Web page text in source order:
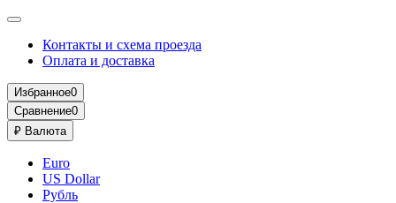
Контакты и схема проезда
Оплата и доставка
Избранное0
Сравнение0
₽ Валюта
Euro
US Dollar
Рубль